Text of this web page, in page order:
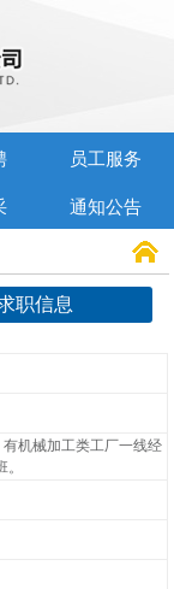
员工服务
通知公告
职信息
机械加工类工厂一线经